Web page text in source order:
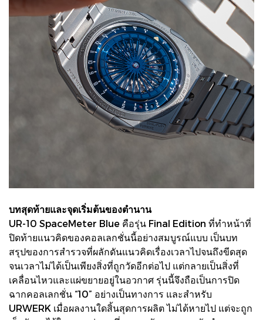
บทสุดท้ายและจุดเริ่มต้นของตำนาน
UR-10 SpaceMeter Blue คือรุ่น Final Edition ที่ทำหน้าที่
ปิดท้ายแนวคิดของคอลเลกชั่นนี้อย่างสมบูรณ์แบบ เป็นบท
สรุปของการสำรวจที่ผลักดันแนวคิดเรื่องเวลาไปจนถึงขีดสุด
จนเวลาไม่ได้เป็นเพียงสิ่งที่ถูกวัดอีกต่อไป แต่กลายเป็นสิ่งที่
เคลื่อนไหวและแผ่ขยายอยู่ในอวกาศ รุ่นนี้จึงถือเป็นการปิด
ฉากคอลเลกชั่น “10” อย่างเป็นทางการ และสำหรับ
URWERK เมื่อผลงานใดสิ้นสุดการผลิต ไม่ได้หายไป แต่จะถูก